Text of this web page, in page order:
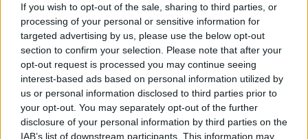
If you wish to opt-out of the sale, sharing to third parties, or
processing of your personal or sensitive information for
targeted advertising by us, please use the below opt-out
section to confirm your selection. Please note that after your
opt-out request is processed you may continue seeing
interest-based ads based on personal information utilized by
us or personal information disclosed to third parties prior to
your opt-out. You may separately opt-out of the further
disclosure of your personal information by third parties on the
IAB’s list of downstream participants. This information may
Επέστρεψε στον «θρόνο» της η Αρμάνι
Μιλάνο - Πρωταθλήτρια Ιταλίας μετά από
τέσσερα χρόνια